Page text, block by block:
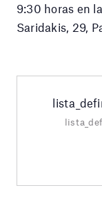
9:30 horas en
Saridakis, 29,